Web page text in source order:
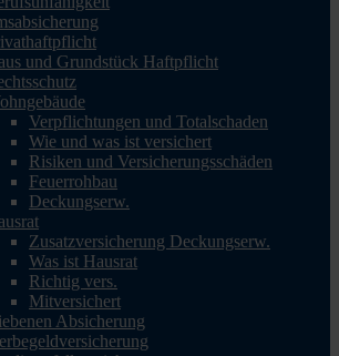
und Grundstück Haftpflicht
Verpflichtungen und Totalschaden
Wie und was ist versichert
Risiken und Versicherungsschäden
Feuerrohbau
Deckungserw.
Zusatzversicherung Deckungserw.
Was ist Hausrat
Richtig vers.
Mitversichert
Absicherung